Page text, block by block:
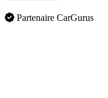
Partenaire CarGurus